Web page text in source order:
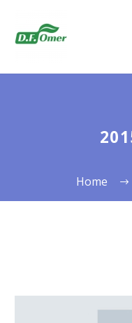
Home